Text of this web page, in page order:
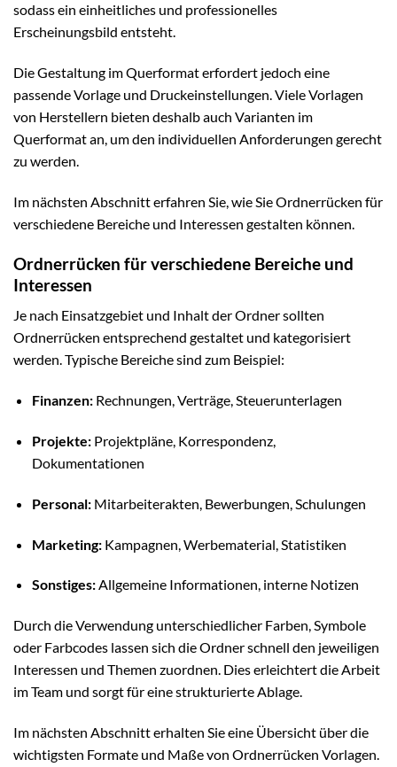
sodass ein einheitliches und professionelles
Erscheinungsbild entsteht.
Die Gestaltung im Querformat erfordert jedoch eine
passende Vorlage und Druckeinstellungen. Viele Vorlagen
von Herstellern bieten deshalb auch Varianten im
Querformat an, um den individuellen Anforderungen gerecht
zu werden.
Im nächsten Abschnitt erfahren Sie, wie Sie Ordnerrücken für
verschiedene Bereiche und Interessen gestalten können.
Ordnerrücken für verschiedene Bereiche und
Interessen
Je nach Einsatzgebiet und Inhalt der Ordner sollten
Ordnerrücken entsprechend gestaltet und kategorisiert
werden. Typische Bereiche sind zum Beispiel:
Finanzen:Rechnungen, Verträge, Steuerunterlagen
Projekte:Projektpläne, Korrespondenz,
Dokumentationen
Personal:Mitarbeiterakten, Bewerbungen, Schulungen
Marketing:Kampagnen, Werbematerial, Statistiken
Sonstiges:Allgemeine Informationen, interne Notizen
Durch die Verwendung unterschiedlicher Farben, Symbole
oder Farbcodes lassen sich die Ordner schnell den jeweiligen
Interessen und Themen zuordnen. Dies erleichtert die Arbeit
im Team und sorgt für eine strukturierte Ablage.
Im nächsten Abschnitt erhalten Sie eine Übersicht über die
wichtigsten Formate und Maße von Ordnerrücken Vorlagen.